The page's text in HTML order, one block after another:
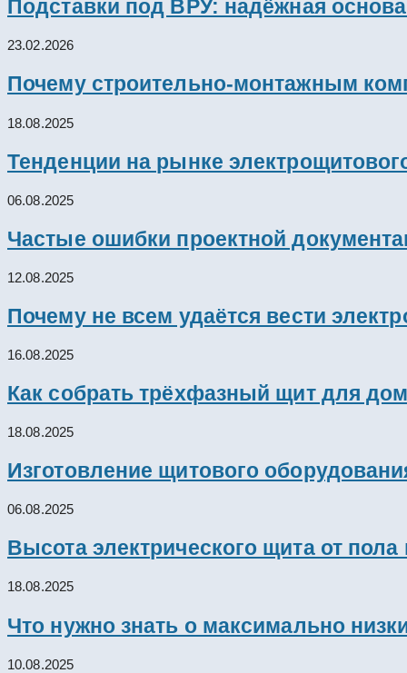
Подставки под ВРУ: надёжная
23.02.2026
Почему строительно-монтажным
18.08.2025
Тенденции на рынке
06.08.2025
Частые ошибки проектной
12.08.2025
Почему не всем удаётся вести
16.08.2025
Как собрать трёхфазный щит для
18.08.2025
Изготовление щитового
06.08.2025
Высота электрического щита от
18.08.2025
Что нужно знать о максимально
10.08.2025